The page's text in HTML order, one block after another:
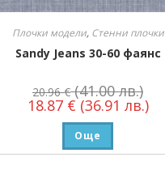
Плочки модели, Стенни плочки
Sandy Jeans 30-60 фаянс
20.96€ (41.00 лв.)
18.87 € (36.91 лв.)
Още